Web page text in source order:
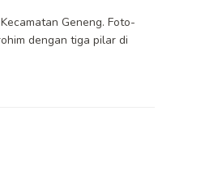
Geneng. Foto-
dengan tiga pilar di